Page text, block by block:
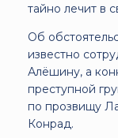
тайно лечит в
Об
известно
Алёшину, а
преступной
по прозвищу
Конрад.